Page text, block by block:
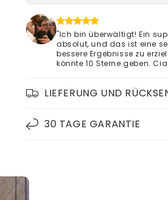
"Ich bin überwältigt! Ein
absolut, und das ist eine
bessere Ergebnisse zu
könnte 10 Sterne geben.
LIEFERUNG UND
30 TAGE GARANTIE